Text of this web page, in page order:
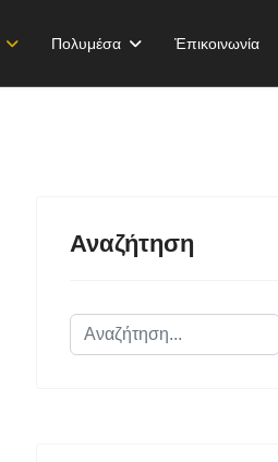
Πολυμέσα Ἐπικοινωνία
Αναζήτηση
Αναζήτηση...